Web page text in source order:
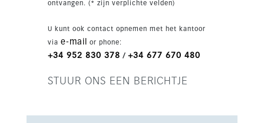
rustige straat op loopafstand van Plaza de la
culturele en gastronomische hotspots van
Málaga, combineert de locatie rustig wonen met
directe toegang tot de meest gewilde
sterke en aanhoudende groei in toerisme zien,
ontvangen. (* zijn verplichte velden)
U kunt ook contact opnemen met het kantoor
via e-mail or phone:
+34 952 830 378 / +34 677 670 480
STUUR ONS EEN BERICHTJE